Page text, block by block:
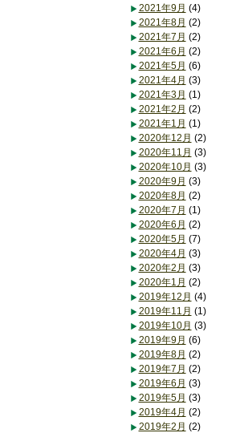
2021年9月 (4)
2021年8月 (2)
2021年7月 (2)
2021年6月 (2)
2021年5月 (6)
2021年4月 (3)
2021年3月 (1)
2021年2月 (2)
2021年1月 (1)
2020年12月 (2)
2020年11月 (3)
2020年10月 (3)
2020年9月 (3)
2020年8月 (2)
2020年7月 (1)
2020年6月 (2)
2020年5月 (7)
2020年4月 (3)
2020年2月 (3)
2020年1月 (2)
2019年12月 (4)
2019年11月 (1)
2019年10月 (3)
2019年9月 (6)
2019年8月 (2)
2019年7月 (2)
2019年6月 (3)
2019年5月 (3)
2019年4月 (2)
2019年2月 (2)